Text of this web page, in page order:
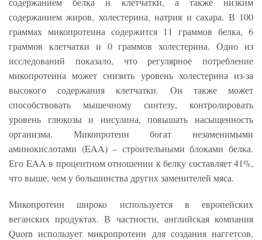
содержанием жиров, холестерина, натрия и сахара. В 100
граммах микопротеина содержится 11 граммов белка, 6
граммов клетчатки и 0 граммов холестерина. Одно из
исследований показало, что регулярное потребление
микопротеина может снизить уровень холестерина из-за
высокого содержания клетчатки. Он также может
способствовать мышечному синтезу, контролировать
уровень глюкозы и инсулина, повышать насыщенность
организма. Микопротеин богат незаменимыми
аминокислотами (EAA) – строительными блоками белка.
Его EAA в процентном отношении к белку составляет 41%,
что выше, чем у большинства других заменителей мяса.
Микопротеин широко используется в европейских
веганских продуктах. В частности, английская компания
Quorn использует микропротеин для создания наггетсов,